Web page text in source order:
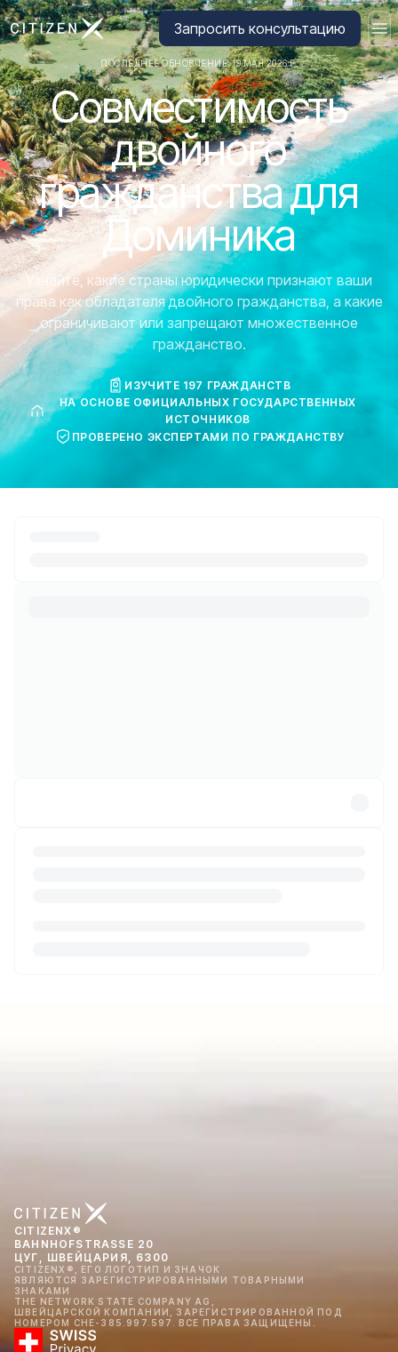
Перейти на главную страницу CitizenX
Запросить консультацию
ПОСЛЕДНЕЕ ОБНОВЛЕНИЕ: 19 МАЯ 2026 Г.
Совместимость
двойного
гражданства для
Доминика
Узнайте, какие страны юридически признают ваши
права как обладателя двойного гражданства, а какие
ограничивают или запрещают множественное
гражданство.
ИЗУЧИТЕ 197 ГРАЖДАНСТВ
НА ОСНОВЕ ОФИЦИАЛЬНЫХ ГОСУДАРСТВЕННЫХ
ИСТОЧНИКОВ
ПРОВЕРЕНО ЭКСПЕРТАМИ ПО ГРАЖДАНСТВУ
CITIZENX®
BAHNHOFSTRASSE 20
ЦУГ, ШВЕЙЦАРИЯ, 6300
CITIZENX®, ЕГО ЛОГОТИП И ЗНАЧОК
ЯВЛЯЮТСЯ ЗАРЕГИСТРИРОВАННЫМИ ТОВАРНЫМИ
ЗНАКАМИ
THE NETWORK STATE COMPANY AG,
ШВЕЙЦАРСКОЙ КОМПАНИИ, ЗАРЕГИСТРИРОВАННОЙ ПОД
НОМЕРОМ CHE-385.997.597. ВСЕ ПРАВА ЗАЩИЩЕНЫ.